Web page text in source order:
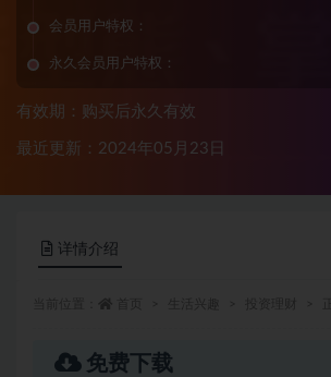
会员用户特权：
永久会员用户特权：
有效期：购买后永久有效
最近更新：2024年05月23日
详情介绍
免费下载